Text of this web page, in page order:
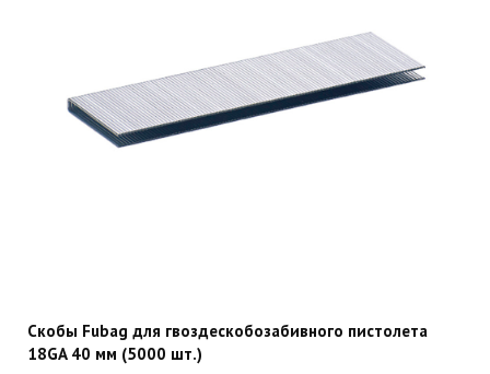
Скобы Fubag для гвоздескобозабивного пистолета
18GA 40 мм (5000 шт.)